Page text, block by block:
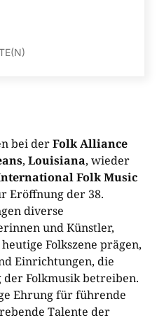
bei derFolk Alliance
, Louisiana, wieder
Folk Music
Eröffnung der 38.
diverse
und Künstler,
Folkszene prägen,
Einrichtungen, die
Folkmusik betreiben.
Ehrung für führende
Talente der